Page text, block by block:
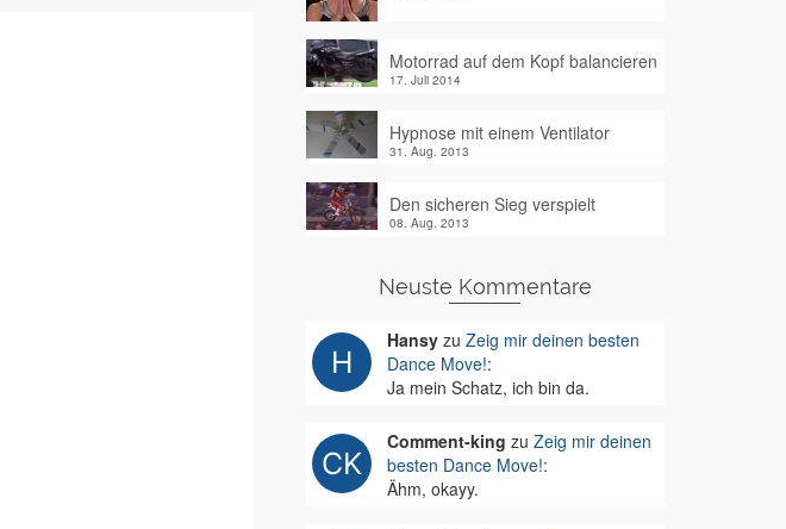
Motorrad auf dem Kopf balancieren
17. Juli 2014
Hypnose mit einem Ventilator
31. Aug. 2013
Den sicheren Sieg verspielt
08. Aug. 2013
Neuste Kommentare
Hansyzu Zeig mir deinen besten
Dance Move!:
Ja mein Schatz, ich bin da.
Comment-king zu Zeig mir deinen
besten Dance Move!:
Ähm, okayy.